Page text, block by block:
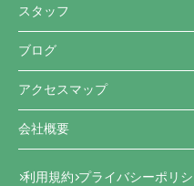
スタッフ
ブログ
アクセスマップ
会社概要
利用規約 プライバシーポリ